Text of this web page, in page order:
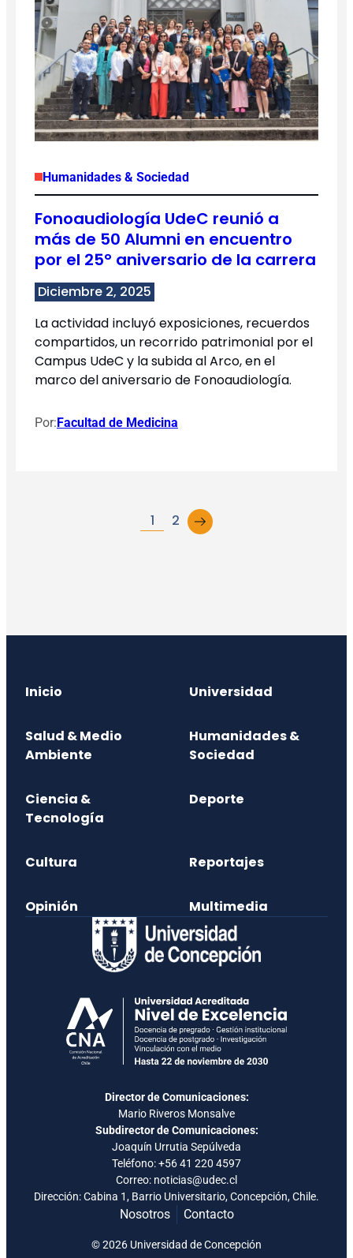
Humanidades & Sociedad
Fonoaudiología UdeC reunió a
más de 50 Alumni en encuentro
por el 25° aniversario de la carrera
Diciembre 2, 2025
La actividad incluyó exposiciones, recuerdos
compartidos, un recorrido patrimonial por el
Campus UdeC y la subida al Arco, en el
marco del aniversario de Fonoaudiología.
Por:Facultad de Medicina
1 2 →
Inicio Universidad
Salud & Medio
Ambiente
Humanidades &
Sociedad
Ciencia &
Tecnología
Deporte
Cultura Reportajes
Opinión Multimedia
Director de Comunicaciones:
Mario Riveros Monsalve
Subdirector de Comunicaciones:
Joaquín Urrutia Sepúlveda
Teléfono:+56 41 220 4597
Correo: noticias@udec.cl
Dirección: Cabina 1, Barrio Universitario, Concepción, Chile.
Nosotros Contacto
© 2026 Universidad de Concepción